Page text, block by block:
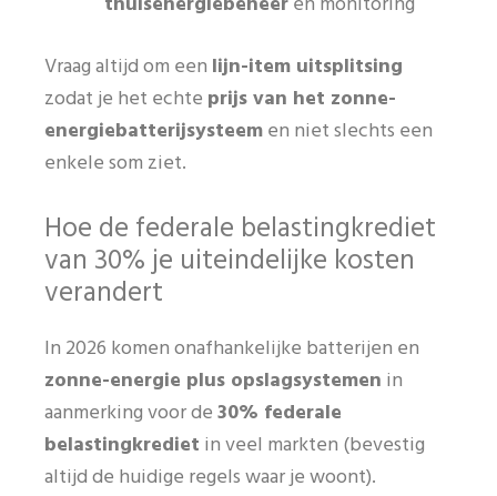
Vraag altijd om een lijn-item uitsplitsing
zodat je het echte prijs van het zonne-
energiebatterijsysteemen niet slechts een
enkele som ziet.
Hoe de federale belastingkrediet
van 30% je uiteindelijke kosten
verandert
In 2026 komen onafhankelijke batterijen en
zonne-energie plus opslagsystemen in
aanmerking voor de30% federale
belastingkrediet in veel markten (bevestig
altijd de huidige regels waar je woont).